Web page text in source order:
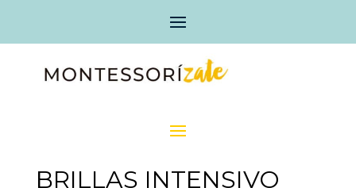
BRILLAS INTENSIVO